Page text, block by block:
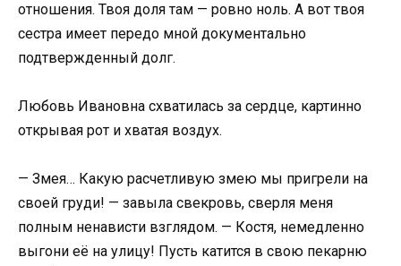
отношения. Твоя доля там — ровно ноль. А вот твоя
сестра имеет передо мной документально
подтвержденный долг.
Любовь Ивановна схватилась за сердце, картинно
открывая рот и хватая воздух.
— Змея… Какую расчетливую змею мы пригрели на
своей груди! — завыла свекровь, сверля меня
полным ненависти взглядом. — Костя, немедленно
выгони её на улицу! Пусть катится в свою пекарню